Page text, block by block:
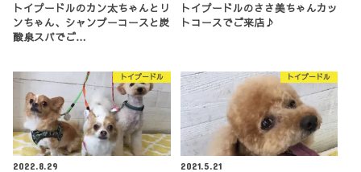
トイプードルのカン太ちゃんとリ
ンちゃん、シャンプーコースと炭
酸泉スパでご…
トイプードルのささ美ちゃんカッ
トコースでご来店♪
トイプードル
2022.8.29
トイプードル
2021.5.21